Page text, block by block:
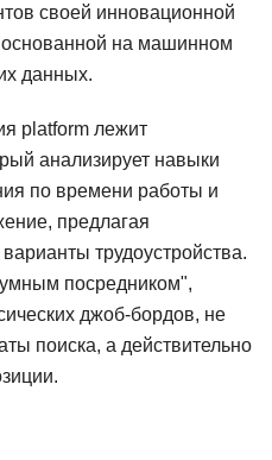
своей инновационной
на машинном
данных.
platform лежит
анализирует навыки
по времени работы и
предлагая
трудоустройства.
посредником",
джоб-бордов, не
поиска, а действительно